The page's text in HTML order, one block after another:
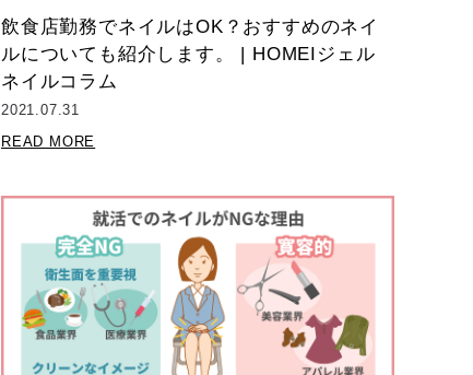
飲食店勤務でネイルはOK？おすすめのネイ
ルについても紹介します。 | HOMEIジェル
ネイルコラム
2021.07.31
READ MORE